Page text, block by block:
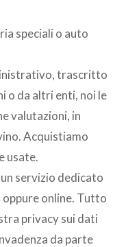
speciali o auto
trascritto
o da altri enti, noi le
valutazioni, in
Acquistiamo
usate.
servizio dedicato
online. Tutto
privacy sui dati
da parte